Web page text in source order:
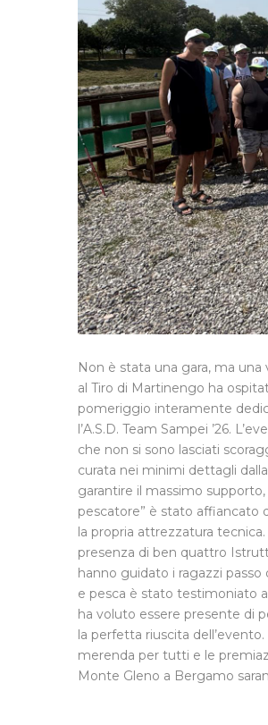
Non è stata una gara, ma
al Tiro di Martinengo ha
pomeriggio interamente
l’A.S.D. Team Sampei ’26.
che non si sono lasciati
curata nei minimi dettagli
garantire il massimo
pescatore” è stato affiancato
la propria attrezzatura
presenza di ben quattro
hanno guidato i ragazzi passo
e pesca è stato testimoniato
ha voluto essere presente di
la perfetta riuscita
merenda per tutti e le
Monte Gleno a Bergamo